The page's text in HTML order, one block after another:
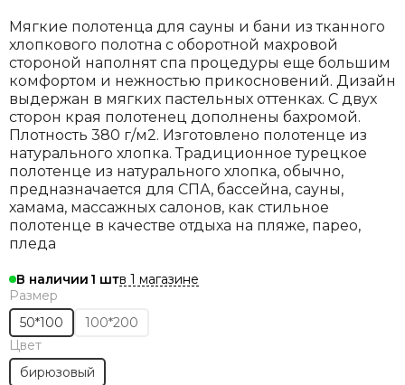
Мягкие полотенца для сауны и бани из тканного
хлопкового полотна с оборотной махровой
стороной наполнят спа процедуры еще большим
комфортом и нежностью прикосновений. Дизайн
выдержан в мягких пастельных оттенках. С двух
сторон края полотенец дополнены бахромой.
Плотность 380 г/м2. Изготовлено полотенце из
натурального хлопка. Традиционное турецкое
полотенце из натурального хлопка, обычно,
предназначается для СПА, бассейна, сауны,
хамама, массажных салонов, как стильное
полотенце в качестве отдыха на пляже, парео,
пледа
В наличии 1
в 1 магазине
Размер
50*100
100*200
Цвет
бирюзовый